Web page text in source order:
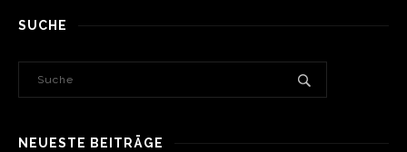
SUCHE
NEUESTE BEITRÄGE